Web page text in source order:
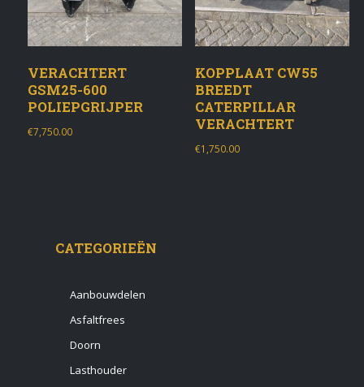
VERACHTERT
GSM25-600
POLIEPGRIJPER
€7,750.00
KOPPLAAT CW55
BREEDT
CATERPILLAR
VERACHTERT
€1,750.00
CATEGORIEËN
Aanbouwdelen
Asfaltfrees
Doorn
Lasthouder